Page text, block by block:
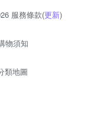
服務條款(更新)
物須知
類地圖